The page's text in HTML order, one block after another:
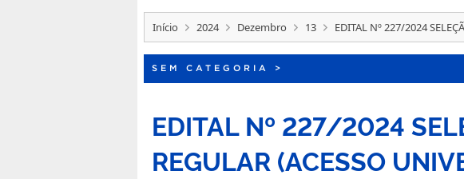
Início 2024 Dezembro 13 EDITAL Nº 227/2024
SEM CATEGORIA >
EDITAL Nº 227/2024
REGULAR (ACESSO